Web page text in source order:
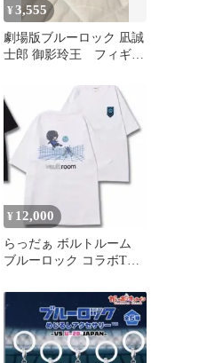
¥3,555
劇場版ブルーロック 凪誠
士郎 御影玲王 フィギュ
¥ 12,000
らっだぁ ボルトルーム
ブルーロック コラボTシ